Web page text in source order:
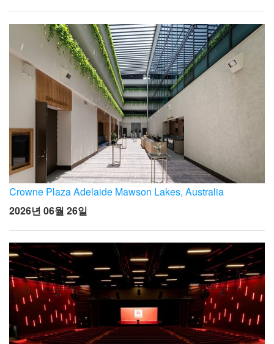
Crowne Plaza Adelaide Mawson Lakes, Australia
2026년 06월 26일